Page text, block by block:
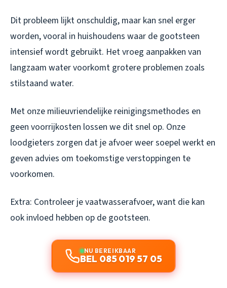
Dit probleem lijkt onschuldig, maar kan snel erger
worden, vooral in huishoudens waar de gootsteen
intensief wordt gebruikt. Het vroeg aanpakken van
langzaam water voorkomt grotere problemen zoals
stilstaand water.
Met onze milieuvriendelijke reinigingsmethodes en
geen voorrijkosten lossen we dit snel op. Onze
loodgieters zorgen dat je afvoer weer soepel werkt en
geven advies om toekomstige verstoppingen te
voorkomen.
Extra: Controleer je vaatwasserafvoer, want die kan
ook invloed hebben op de gootsteen.
NU BEREIKBAAR
BEL 085 019 57 05